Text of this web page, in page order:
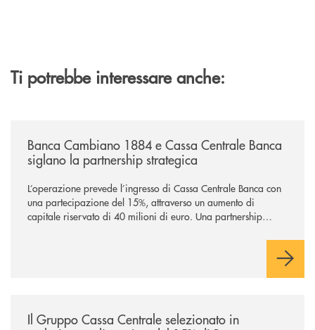
Ti potrebbe interessare anche:
Banca Cambiano 1884 e Cassa Centrale Banca
siglano la partnership strategica
L’operazione prevede l’ingresso di Cassa Centrale Banca con
una partecipazione del 15%, attraverso un aumento di
capitale riservato di 40 milioni di euro. Una partnership
comuni e sulla prossimità ai territori, per ampliare l’offerta e
Il Gruppo Cassa Centrale selezionato in